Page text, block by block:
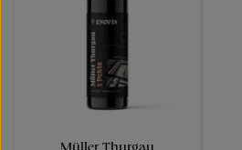
Müller Thurgau